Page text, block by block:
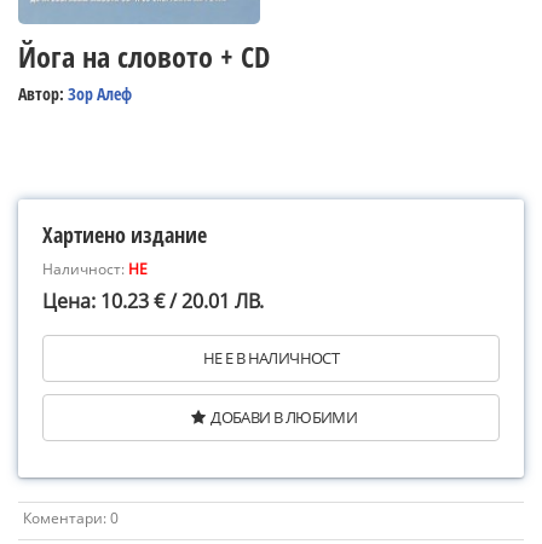
Йога на словото + CD
Автор: Зор Алеф
Хартиено издание
Наличност: НЕ
Цена: 10.23 € / 20.01 ЛВ.
НЕ Е В НАЛИЧНОСТ
ДОБАВИ В ЛЮБИМИ
Коментари: 0